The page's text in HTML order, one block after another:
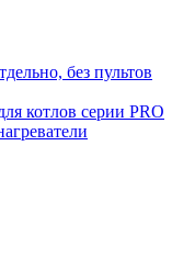
без пультов
котлов серии PRO